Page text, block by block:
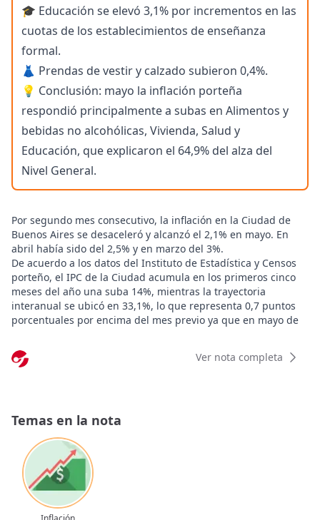
🎓 Educación se elevó 3,1% por incrementos en las
cuotas de los establecimientos de enseñanza
formal.
👗 Prendas de vestir y calzado subieron 0,4%.
💡 Conclusión: mayo la inflación porteña
respondió principalmente a subas en Alimentos y
bebidas no alcohólicas, Vivienda, Salud y
Educación, que explicaron el 64,9% del alza del
Nivel General.
Por segundo mes consecutivo, la inflación en la Ciudad de
Buenos Aires se desaceleró y alcanzó el 2,1% en mayo. En
abril había sido del 2,5% y en marzo del 3%.
De acuerdo a los datos del Instituto de Estadística y Censos
porteño, el IPC de la Ciudad acumula en los primeros cinco
meses del año una suba 14%, mientras la trayectoria
interanual se ubicó en 33,1%, lo que representa 0,7 puntos
porcentuales por encima del mes previo ya que en mayo de
En cambio, por el alza de los precios de los alimentos, la línea
de indigencia se incrementó un 2,8%. En abril los alimentos
Estacionales que promediaron una suba de apenas 0,1%.
“Principalmente por los incrementos en los precios de las
verduras, que fueron contrarrestados por las caídas en los
valores de los pasajes aéreos, en las tarifas del alojamiento
en hoteles por motivos turísticos y en los precios de las
frutas. En términos interanuales, se aceleró hasta 19,7% (+4,4
puntos porcentuales)”, señaló el informe.
Ver nota completa
Temas en la nota